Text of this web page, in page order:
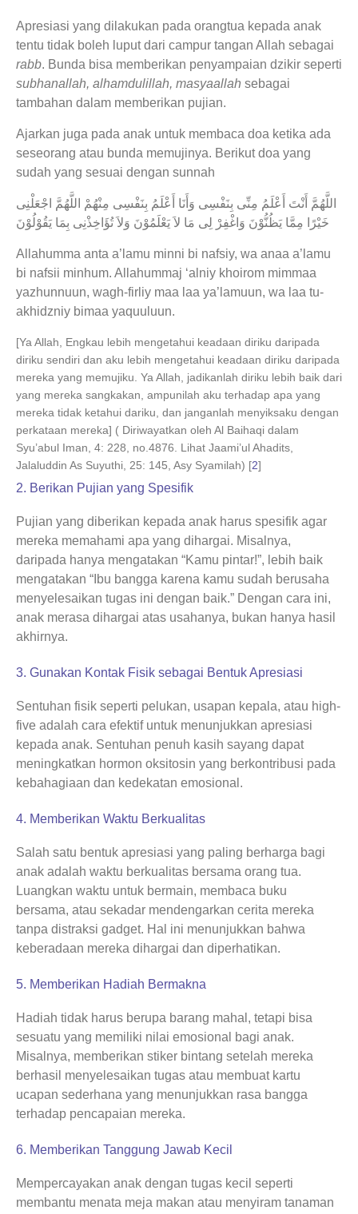
Apresiasi yang dilakukan pada orangtua kepada anak
tentu tidak boleh luput dari campur tangan Allah sebagai
rabb. Bunda bisa memberikan penyampaian dzikir seperti
subhanallah, alhamdulillah, masyaallah sebagai
tambahan dalam memberikan pujian.
Ajarkan juga pada anak untuk membaca doa ketika ada
seseorang atau bunda memujinya. Berikut doa yang
sudah yang sesuai dengan sunnah
اللَّهُمَّ أَنْتَ أَعْلَمُ مِنِّى بِنَفْسِى وَأَنَا أَعْلَمُ بِنَفْسِى مِنْهُمْ اللَّهُمَّ اجْعَلْنِى
خَيْرًا مِمَّا يَظُنُّوْنَ وَاغْفِرْ لِى مَا لاَ يَعْلَمُوْنَ وَلاَ تُؤَاخِذْنِى بِمَا يَقُوْلُوْنَ
Allahumma anta a’lamu minni bi nafsiy, wa anaa a’lamu
bi nafsii minhum. Allahummaj ‘alniy khoirom mimmaa
yazhunnuun, wagh-firliy maa laa ya’lamuun, wa laa tu-
akhidzniy bimaa yaquuluun.
[Ya Allah, Engkau lebih mengetahui keadaan diriku daripada
diriku sendiri dan aku lebih mengetahui keadaan diriku daripada
mereka yang memujiku. Ya Allah, jadikanlah diriku lebih baik dari
yang mereka sangkakan, ampunilah aku terhadap apa yang
mereka tidak ketahui dariku, dan janganlah menyiksaku dengan
perkataan mereka] ( Diriwayatkan oleh Al Baihaqi dalam
Syu’abul Iman, 4: 228, no.4876. Lihat Jaami’ul Ahadits,
Jalaluddin As Suyuthi, 25: 145, Asy Syamilah) [2]
2. Berikan Pujian yang Spesifik
Pujian yang diberikan kepada anak harus spesifik agar
mereka memahami apa yang dihargai. Misalnya,
daripada hanya mengatakan “Kamu pintar!”, lebih baik
mengatakan “Ibu bangga karena kamu sudah berusaha
menyelesaikan tugas ini dengan baik.” Dengan cara ini,
anak merasa dihargai atas usahanya, bukan hanya hasil
akhirnya.
3. Gunakan Kontak Fisik sebagai Bentuk Apresiasi
Sentuhan fisik seperti pelukan, usapan kepala, atau high-
five adalah cara efektif untuk menunjukkan apresiasi
kepada anak. Sentuhan penuh kasih sayang dapat
meningkatkan hormon oksitosin yang berkontribusi pada
kebahagiaan dan kedekatan emosional.
4. Memberikan Waktu Berkualitas
Salah satu bentuk apresiasi yang paling berharga bagi
anak adalah waktu berkualitas bersama orang tua.
Luangkan waktu untuk bermain, membaca buku
bersama, atau sekadar mendengarkan cerita mereka
tanpa distraksi gadget. Hal ini menunjukkan bahwa
keberadaan mereka dihargai dan diperhatikan.
5. Memberikan Hadiah Bermakna
Hadiah tidak harus berupa barang mahal, tetapi bisa
sesuatu yang memiliki nilai emosional bagi anak.
Misalnya, memberikan stiker bintang setelah mereka
berhasil menyelesaikan tugas atau membuat kartu
ucapan sederhana yang menunjukkan rasa bangga
terhadap pencapaian mereka.
6. Memberikan Tanggung Jawab Kecil
Mempercayakan anak dengan tugas kecil seperti
membantu menata meja makan atau menyiram tanaman